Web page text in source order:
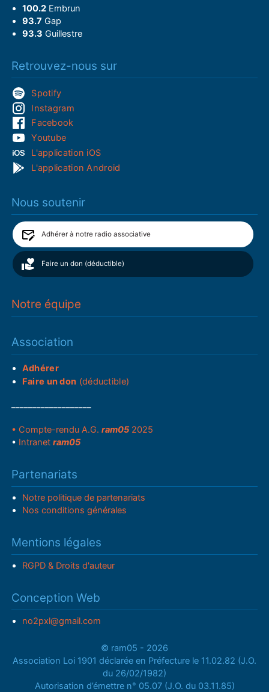
100.2Embrun
93.7 Gap
93.3 Guillestre
Retrouvez-nous sur
Spotify
Instagram
Facebook
Youtube
L'application iOS
L'application Android
Nous soutenir
Adhérer à notre radio associative
Faire un don (déductible)
Notre équipe
Association
Adhérer
Faire un don (déductible)
• Compte-rendu A.G.ram05 2025
• Intranetram05
Partenariats
Notre politique de partenariats
Nos conditions générales
Mentions légales
RGPD & Droits d'auteur
Conception Web
no2pxl@gmail.com
© ram05 - 2026
Association Loi 1901 déclarée en Préfecture le 11.02.82 (J.O.
du 26/02/1982)
Autorisation d’émettre n° 05.07 (J.O. du 03.11.85)